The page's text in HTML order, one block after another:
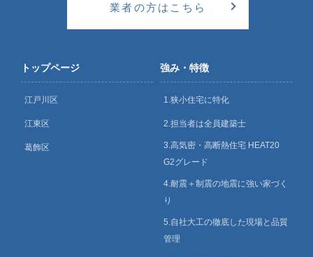
業者の方はこちら
トップページ
江戸川区
江東区
葛飾区
強み・特徴
1.狭小住宅に特化
2.担当者は全員建築士
3.高気密・高断熱住宅 HEAT20
G2グレード
4.耐震＋制震の地震に強い家づく
り
5.自社大工の徹底した現場と品質
管理